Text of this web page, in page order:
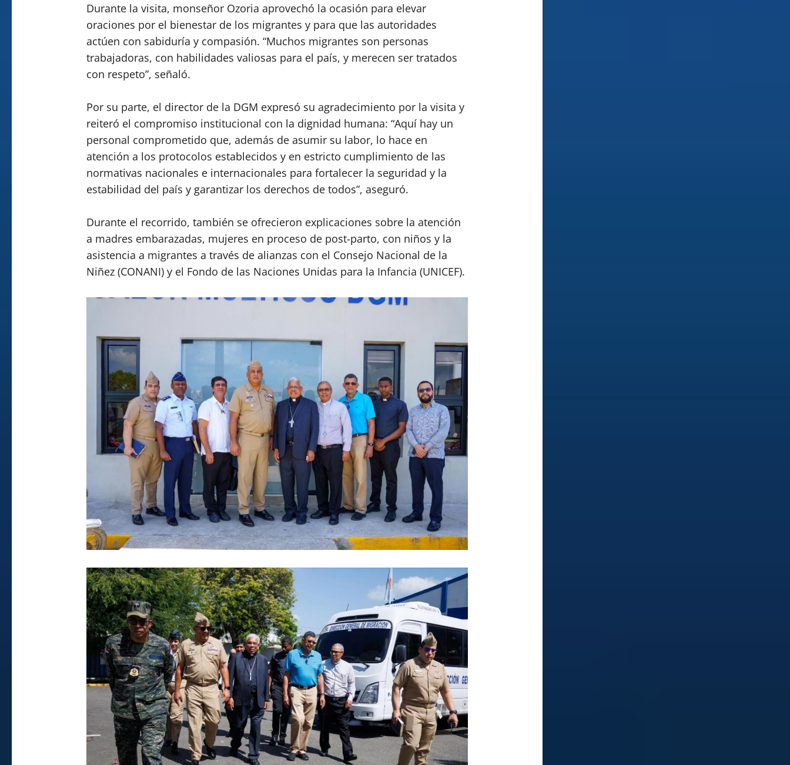
Durante la visita, monseñor Ozoria aprovechó la ocasión para elevar
oraciones por el bienestar de los migrantes y para que las autoridades
actúen con sabiduría y compasión. “Muchos migrantes son personas
trabajadoras, con habilidades valiosas para el país, y merecen ser tratados
con respeto”, señaló.
Por su parte, el director de la DGM expresó su agradecimiento por la visita y
reiteró el compromiso institucional con la dignidad humana: “Aquí hay un
personal comprometido que, además de asumir su labor, lo hace en
atención a los protocolos establecidos y en estricto cumplimiento de las
normativas nacionales e internacionales para fortalecer la seguridad y la
estabilidad del país y garantizar los derechos de todos”, aseguró.
Durante el recorrido, también se ofrecieron explicaciones sobre la atención
a madres embarazadas, mujeres en proceso de post-parto, con niños y la
asistencia a migrantes a través de alianzas con el Consejo Nacional de la
Niñez (CONANI) y el Fondo de las Naciones Unidas para la Infancia (UNICEF).